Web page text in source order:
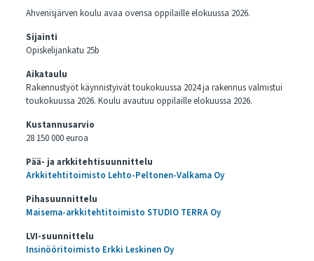
Ahvenisjärven koulu avaa ovensa oppilaille elokuussa 2026.
Sijainti
Opiskelijankatu 25b
Aikataulu
Rakennustyöt käynnistyivät toukokuussa 2024 ja rakennus valmistui
toukokuussa 2026. Koulu avautuu oppilaille elokuussa 2026.
Kustannusarvio
28 150 000 euroa
Pää- ja arkkitehtisuunnittelu
Arkkitehtitoimisto Lehto-Peltonen-Valkama Oy
Pihasuunnittelu
Maisema-arkkitehtitoimisto STUDIO TERRA Oy
LVI-suunnittelu
Insinööritoimisto Erkki Leskinen Oy